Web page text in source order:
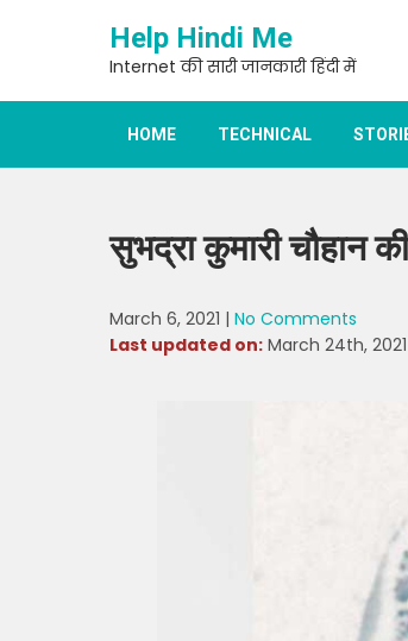
Help Hindi Me
Internet की सारी जानकारी हिंदी में
HOME TECHNICAL
सुभद्रा कुमारी चौहान
March 6, 2021 | No Comments
Last updated on: March 24th, 2021